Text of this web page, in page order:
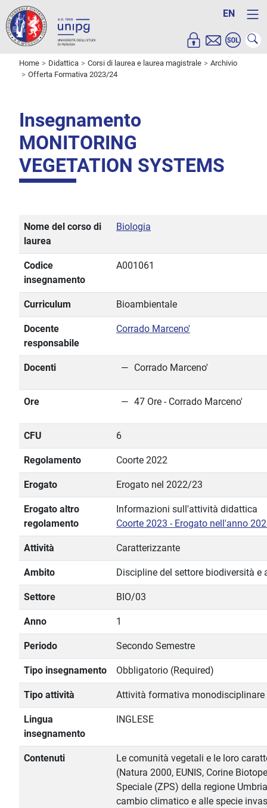
EN
Home Didattica Corsi di laurea e laurea magistrale
Archivio
Offerta Formativa 2023/24
Insegnamento
MONITORING
VEGETATION SYSTEMS
Nome del corso di
laurea
Biologia
Codice
insegnamento
A001061
Curriculum Bioambientale
Docente
responsabile
Corrado Marceno'
Docenti Corrado Marceno'
Ore 47 Ore - Corrado Marceno'
CFU 6
Regolamento Coorte 2022
Erogato Erogato nel 2022/23
Erogato altro
regolamento
Informazioni sull'attività didattica
Coorte 2023 - Erogato nell'anno
Attività Caratterizzante
Ambito Discipline del settore biodiversità e
Settore BIO/03
Anno 1
Periodo Secondo Semestre
Tipo insegnamento Obbligatorio (Required)
Tipo attività Attività formativa monodisciplinare
Lingua
insegnamento
INGLESE
Contenuti
Le comunità vegetali e le loro
(Natura 2000, EUNIS, Corine
Speciale (ZPS) della regione
cambio climatico e alle specie